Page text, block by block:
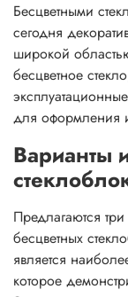
Бесцветными
сегодня
широкой
бесцветное
для оформления
Варианты
Предлагаются
бесцветных
является
которое